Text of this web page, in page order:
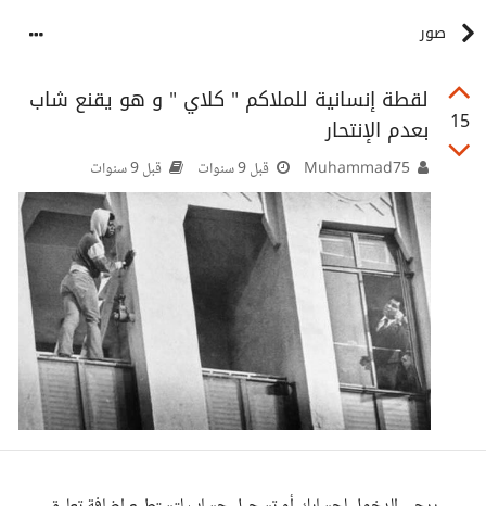
صور
15
لقطة إنسانية للملاكم " كلاي " و هو يقنع شاب
بعدم الإنتحار
قبل 9 سنوات قبل 9 سنوات